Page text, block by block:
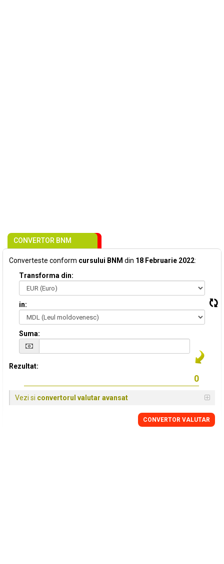
CONVERTOR BNM
Converteste conform cursului BNM din 18 Februarie 2022:
Transforma din:
in:
Suma:
Rezultat:
Vezi si convertorul valutar avansat
CONVERTOR VALUTAR